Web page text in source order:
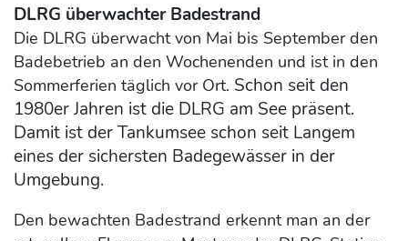
DLRG überwachter Badestrand
Die DLRG überwacht von Mai bis September den
Badebetrieb an den Wochenenden und ist in den
Sommerferien täglich vor Ort. Schon seit den
1980er Jahren ist die DLRG am See präsent.
Damit ist der Tankumsee schon seit Langem
eines der sichersten Badegewässer in der
Umgebung.
Den bewachten Badestrand erkennt man an der